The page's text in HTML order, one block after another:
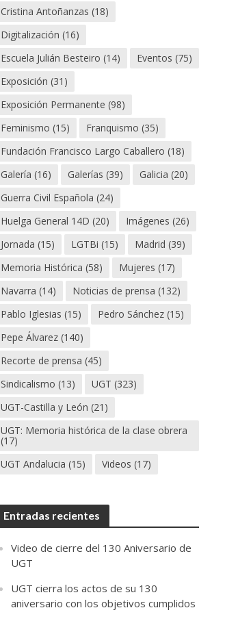
Cristina Antoñanzas (18)
Digitalización (16)
Escuela Julián Besteiro (14) Eventos (75)
Exposición (31)
Exposición Permanente (98)
Feminismo (15) Franquismo (35)
Fundación Francisco Largo Caballero (18)
Galería (16) Galerías (39) Galicia (20)
Guerra Civil Española (24)
Huelga General 14D (20) Imágenes (26)
Jornada (15) LGTBi (15) Madrid (39)
Memoria Histórica (58) Mujeres (17)
Navarra (14) Noticias de prensa (132)
Pablo Iglesias (15) Pedro Sánchez (15)
Pepe Álvarez (140)
Recorte de prensa (45)
Sindicalismo (13) UGT (323)
UGT-Castilla y León (21)
UGT: Memoria histórica de la clase obrera
(17)
UGT Andalucia (15) Videos (17)
Entradas recientes
Video de cierre del 130 Aniversario de
UGT
UGT cierra los actos de su 130
aniversario con los objetivos cumplidos